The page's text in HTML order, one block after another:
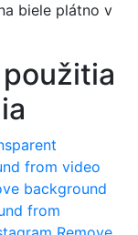
biele plátno v
from video
background
from